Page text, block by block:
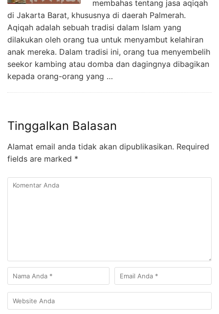
membahas tentang jasa aqiqah
di Jakarta Barat, khususnya di daerah Palmerah.
Aqiqah adalah sebuah tradisi dalam Islam yang
dilakukan oleh orang tua untuk menyambut kelahiran
anak mereka. Dalam tradisi ini, orang tua menyembelih
seekor kambing atau domba dan dagingnya dibagikan
kepada orang-orang yang …
Tinggalkan Balasan
Alamat email anda tidak akan dipublikasikan. Required
fields are marked *